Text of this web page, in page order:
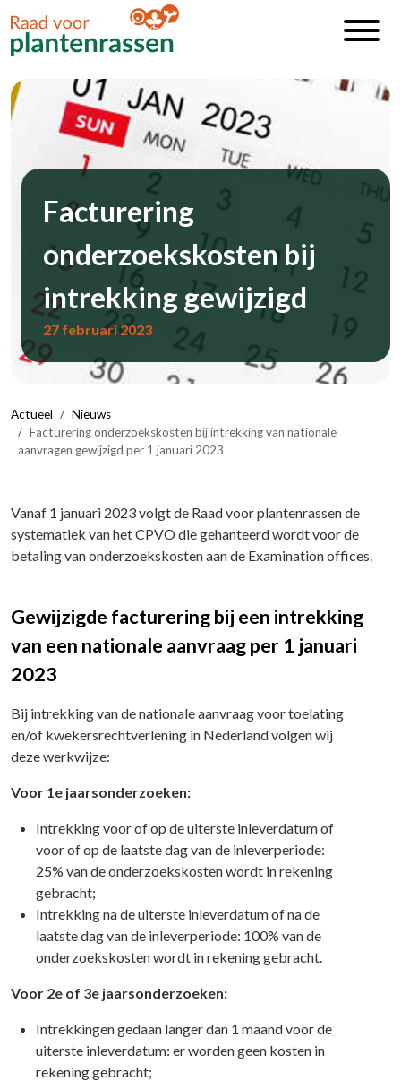
Facturering
onderzoekskosten bij
intrekking gewijzigd
27 februari 2023
Actueel
Nieuws
Facturering onderzoekskosten bij intrekking van nationale
aanvragen gewijzigd per 1 januari 2023
Vanaf 1 januari 2023 volgt de Raad voor plantenrassen de
systematiek van het CPVO die gehanteerd wordt voor de
betaling van onderzoekskosten aan de Examination offices.
Gewijzigde facturering bij een intrekking
van een nationale aanvraag per 1 januari
2023
Bij intrekking van de nationale aanvraag voor toelating
en/of kwekersrechtverlening in Nederland volgen wij
deze werkwijze:
Voor 1e jaarsonderzoeken:
Intrekking voor of op de uiterste inleverdatum of
voor of op de laatste dag van de inleverperiode:
25% van de onderzoekskosten wordt in rekening
gebracht;
Intrekking na de uiterste inleverdatum of na de
laatste dag van de inleverperiode: 100% van de
onderzoekskosten wordt in rekening gebracht.
Voor 2e of 3e jaarsonderzoeken:
Intrekkingen gedaan langer dan 1 maand voor de
uiterste inleverdatum: er worden geen kosten in
rekening gebracht;